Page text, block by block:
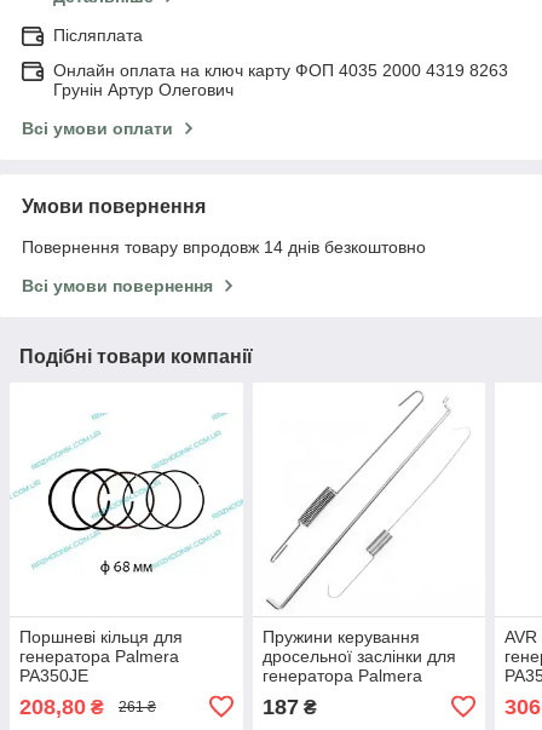
Післяплата
Онлайн оплата на ключ карту ФОП 4035 2000 4319 8263
Грунін Артур Олегович
Всі умови оплати
Умови повернення
Повернення товару впродовж 14 днів безкоштовно
Всі умови повернення
Подібні товари компанії
Поршневі кільця для
генератора Palmera
PA350JE
208,80 ₴ 261 ₴
Пружини керування
дросельної заслінки для
генератора Palmera
187₴
AVR